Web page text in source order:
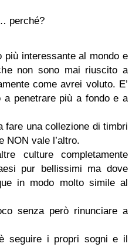
perché?
più interessante al mondo e
non sono mai riuscito a
come avrei voluto. E’
a penetrare più a fondo e a
fare una collezione di timbri
NON vale l’altro.
culture completamente
pur bellissimi ma dove
in modo molto simile al
senza però rinunciare a
seguire i propri sogni e il